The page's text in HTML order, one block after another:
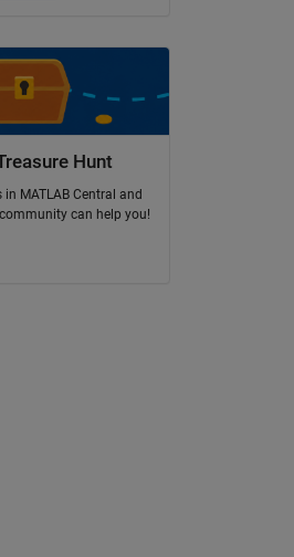
Hunt
in MATLAB Central and
can help you!